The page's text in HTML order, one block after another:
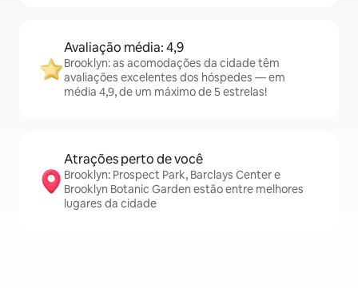
Avaliação média: 4,9
Brooklyn: as acomodações da cidade têm
avaliações excelentes dos hóspedes — em
média 4,9, de um máximo de 5 estrelas!
Atrações perto de você
Brooklyn: Prospect Park, Barclays Center e
Brooklyn Botanic Garden estão entre melhores
lugares da cidade